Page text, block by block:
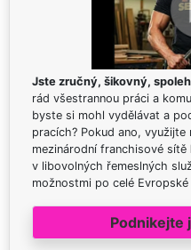
Jste zručný, šikovný,
rád všestrannou práci a
byste si mohl vydělávat a
pracích? Pokud ano,
mezinárodní franchisové sítě
v libovolných řemeslných
možnostmi po celé Evropské
Podnikejte